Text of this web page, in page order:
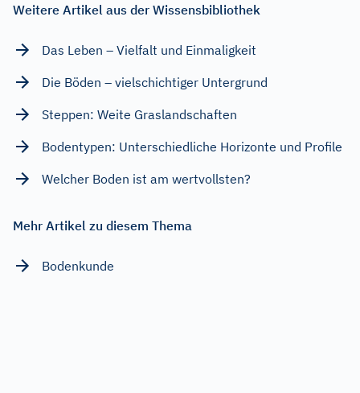
Weitere Artikel aus der Wissensbibliothek
Das Leben – Vielfalt und Einmaligkeit
Die Böden – vielschichtiger Untergrund
Steppen: Weite Graslandschaften
Bodentypen: Unterschiedliche Horizonte und Profile
Welcher Boden ist am wertvollsten?
Mehr Artikel zu diesem Thema
Bodenkunde